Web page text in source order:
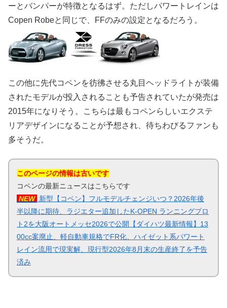
ーとバンパーが特徴となるはず。ただしパワートレインは
Copen Robeと同じで、FFのみの設定となるだろう。
この他に先代コペンを彷彿させる丸目ヘッドライトが装備
されたモデルが投入されることも予告されていたが発売は
2015年になりそう。こちらは最もコペンらしいエクステ
リアデザインになることが予想され、待ちわびるファンも
多そうだ。
このページの情報は古いです
コペンの最新ニュースはこちらです
NEW 新型【コペン】フルモデルチェンジいつ？2026年後
半以降に期待、ラジエター追加したK-OPEN ランニングプロ
ト2を大阪オートメッセ2026で公開【ダイハツ最新情報】13
00cc案廃止、軽自動車規格でFR化、ハイゼット系パワート
レイン流用で現実解、現行型2026年8月末の生産終了を予告
済み